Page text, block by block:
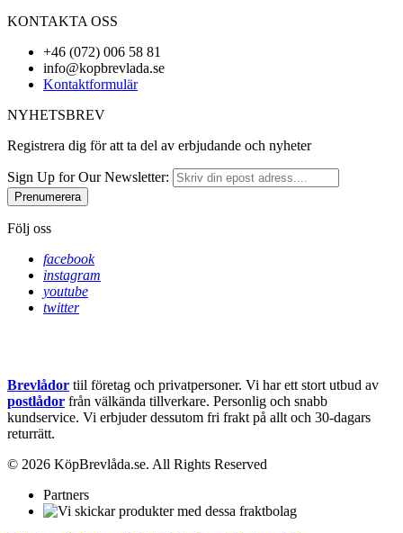
KONTAKTA OSS
+46 (072) 006 58 81
info@kopbrevlada.se
Kontaktformulär
NYHETSBREV
Registrera dig för att ta del av erbjudande och nyheter
Sign Up for Our Newsletter:
Prenumerera
Följ oss
facebook
instagram
youtube
twitter
Brevlådor tiil företag och privatpersoner. Vi har ett stort utbud av
postlådor från välkända tillverkare. Personlig och snabb
kundservice. Vi erbjuder dessutom fri frakt på allt och 30-dagars
returrätt.
© 2026 KöpBrevlåda.se. All Rights Reserved
Partners